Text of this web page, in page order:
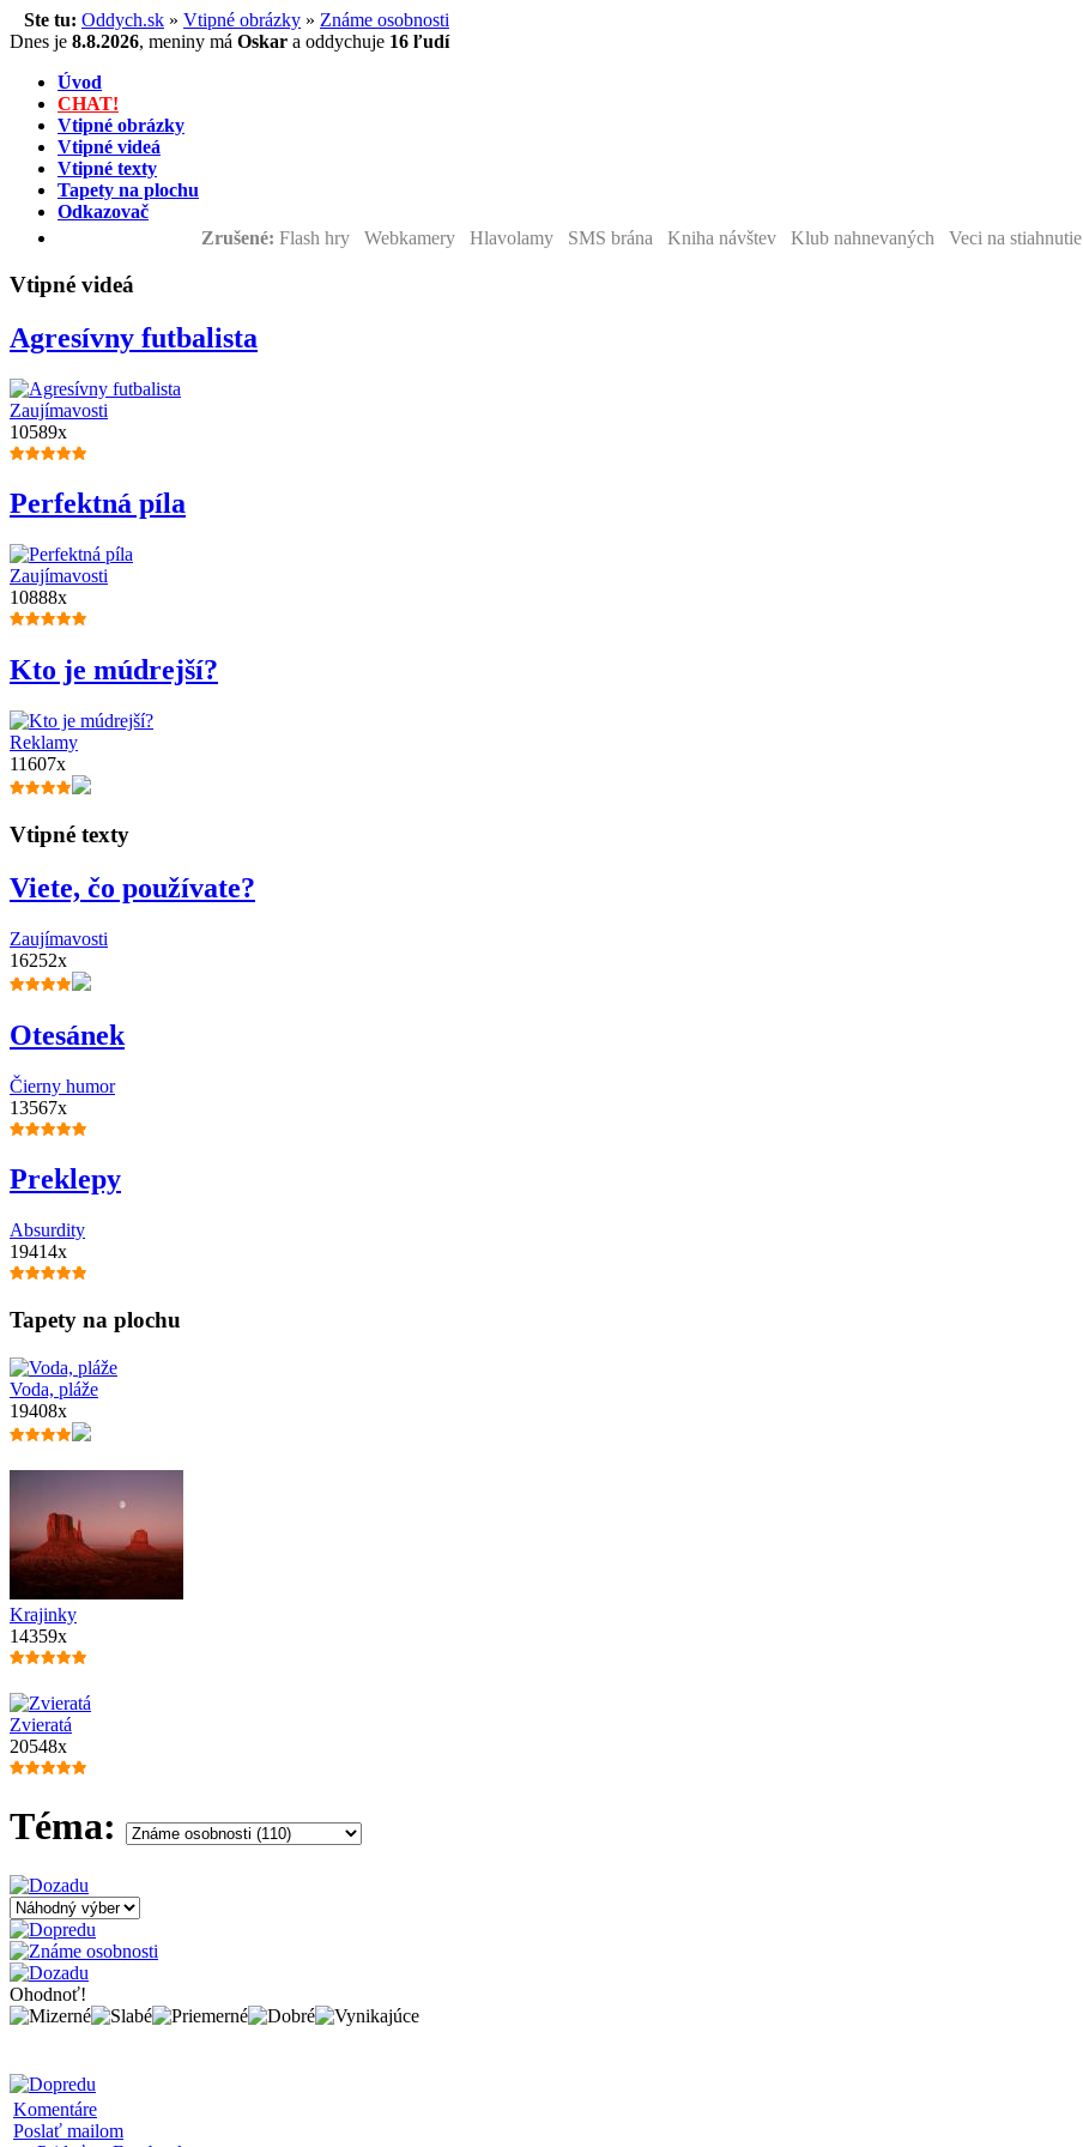
Ste tu: Oddych.sk » Vtipné obrázky » Známe osobnosti
Dnes je 8.8.2026, meniny má Oskar a oddychuje 16 ľudí
Úvod
CHAT!
Vtipné obrázky
Vtipné videá
Vtipné texty
Tapety na plochu
Odkazovač
Zrušené: Flash hry Webkamery Hlavolamy SMS brána Kniha návštev Klub nahnevaných Veci na stiahnutie
Vtipné videá
Agresívny futbalista
Zaujímavosti
10589x
Perfektná píla
Zaujímavosti
10888x
Kto je múdrejší?
Reklamy
11607x
Vtipné texty
Viete, čo používate?
Zaujímavosti
16252x
Otesánek
Čierny humor
13567x
Preklepy
Absurdity
19414x
Tapety na plochu
Voda, pláže
19408x
Krajinky
14359x
Zvieratá
20548x
Téma:
Ohodnoť!
Komentáre
Poslať mailom